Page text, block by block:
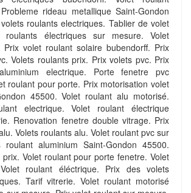
rideau metallique Saint-Gondon
roulants electriques. Tablier de volet
roulants électriques sur mesure. Volet
Prix volet roulant solaire bubendorff. Prix
Volets roulants prix. Prix volets pvc. Prix
electrique. Porte fenetre pvc
roulant pour porte. Prix motorisation volet
45500. Volet roulant alu motorisé.
electrique. Volet roulant électrique
Renovation fenetre double vitrage. Prix
Volets roulants alu. Volet roulant pvc sur
roulant aluminium Saint-Gondon 45500.
prix. Volet roulant pour porte fenetre. Volet
roulant éléctrique. Prix des volets
Tarif vitrerie. Volet roulant motorisé